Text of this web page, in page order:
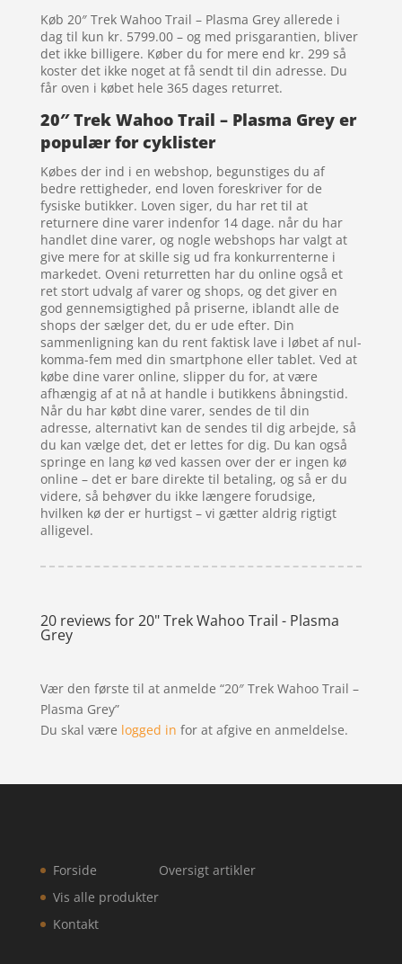
Køb 20″ Trek Wahoo Trail – Plasma Grey allerede i
dag til kun kr. 5799.00 – og med prisgarantien, bliver
det ikke billigere. Køber du for mere end kr. 299 så
koster det ikke noget at få sendt til din adresse. Du
får oven i købet hele 365 dages returret.
20″ Trek Wahoo Trail – Plasma Grey er
populær for cyklister
Købes der ind i en webshop, begunstiges du af
bedre rettigheder, end loven foreskriver for de
fysiske butikker. Loven siger, du har ret til at
returnere dine varer indenfor 14 dage. når du har
handlet dine varer, og nogle webshops har valgt at
give mere for at skille sig ud fra konkurrenterne i
markedet. Oveni returretten har du online også et
ret stort udvalg af varer og shops, og det giver en
god gennemsigtighed på priserne, iblandt alle de
shops der sælger det, du er ude efter. Din
sammenligning kan du rent faktisk lave i løbet af nul-
komma-fem med din smartphone eller tablet. Ved at
købe dine varer online, slipper du for, at være
afhængig af at nå at handle i butikkens åbningstid.
Når du har købt dine varer, sendes de til din
adresse, alternativt kan de sendes til dig arbejde, så
du kan vælge det, det er lettes for dig. Du kan også
springe en lang kø ved kassen over der er ingen kø
online – det er bare direkte til betaling, og så er du
videre, så behøver du ikke længere forudsige,
hvilken kø der er hurtigst – vi gætter aldrig rigtigt
alligevel.
20 reviews for20" Trek Wahoo Trail - Plasma
Grey
Vær den første til at anmelde “20″ Trek Wahoo Trail –
Plasma Grey”
Du skal være logged in for at afgive en anmeldelse.
Forside
Vis alle produkter
Kontakt
Oversigt artikler